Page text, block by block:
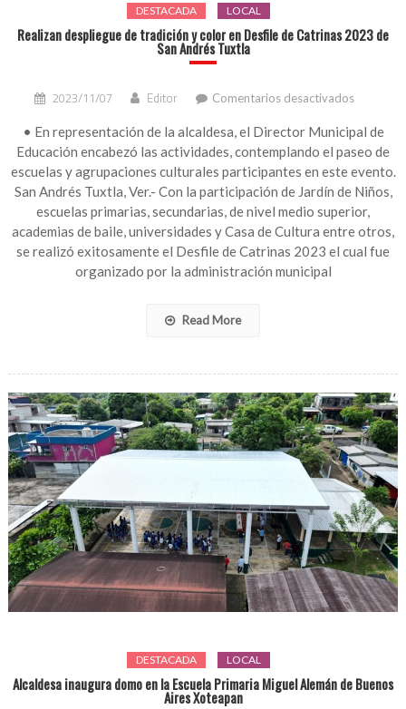
DESTACADA LOCAL
Realizan despliegue de tradición y color en Desfile de Catrinas 2023 de
San Andrés Tuxtla
2023/11/07 Editor Comentarios desactivadosen
y
color
en
Desfile
de
• En representación de la alcaldesa, el Director Municipal de
Educación encabezó las actividades, contemplando el paseo de
escuelas y agrupaciones culturales participantes en este evento.
San Andrés Tuxtla, Ver.- Con la participación de Jardín de Niños,
escuelas primarias, secundarias, de nivel medio superior,
academias de baile, universidades y Casa de Cultura entre otros,
se realizó exitosamente el Desfile de Catrinas 2023 el cual fue
organizado por la administración municipal
Read More
DESTACADA LOCAL
Alcaldesa inaugura domo en la Escuela Primaria Miguel Alemán de Buenos
Aires Xoteapan